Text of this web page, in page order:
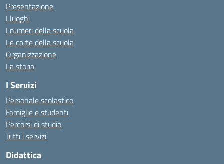
Presentazione
I luoghi
I numeri della scuola
Le carte della scuola
Organizzazione
La storia
I Servizi
Personale scolastico
Famiglie e studenti
Percorsi di studio
Tutti i servizi
Didattica